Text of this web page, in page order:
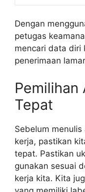
Dengan
petugas
mencari data diri
penerimaan
Pemilihan
Tepat
Sebelum
kerja, pastikan
tepat. Pastikan
gunakan sesuai
kerja kita. Kita